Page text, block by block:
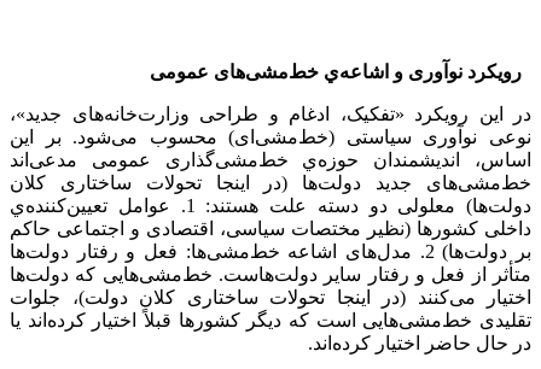
رويکرد نوآوری و اشاعه‌ي خط‌مشی‌های عمومی
در این رويکرد «تفکیک، ادغام و طراحی وزارت‌خانه‌های جدید»،
نوعی نوآوری سیاستی (خط‌مشی‌ای) محسوب می‌شود. بر این
اساس، اندیشمندان حوزه‌ي خط‌مشی‌گذاری عمومی مدعی‌اند
خط‌مشی‌های جدید دولت‌ها (در اینجا تحولات ساختاری کلان
دولت‌ها) معلولی دو دسته علت هستند: 1. عوامل تعیین‌کننده‌ي
داخلی کشورها (نظیر مختصات سیاسی، اقتصادی و اجتماعی حاکم
بر دولت‌ها) 2. مدل‌های اشاعه خط‌مشی‌ها: فعل و رفتار دولت‌ها
متأثر از فعل و رفتار سایر دولت‌هاست. خط‌مشی‌هایی که دولت‌ها
اختیار می‌کنند (در اینجا تحولات ساختاری کلان دولت)، جلوات
تقلیدی خط‌مشی‌هایی است که دیگر کشورها قبلاً اختیار کرده‌اند یا
در حال حاضر اختیار کرده‌اند.